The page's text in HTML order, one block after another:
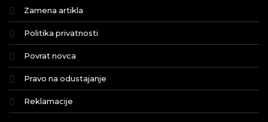
Zamena artikla
Politika privatnosti
Povrat novca
Pravo na odustajanje
Reklamacije